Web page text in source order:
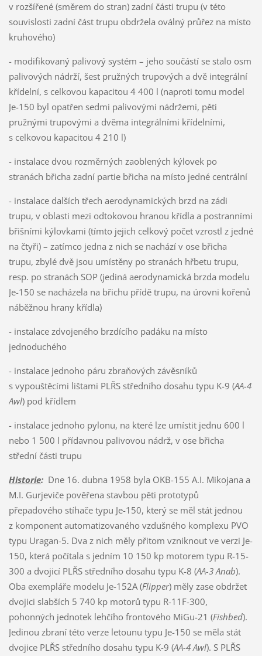
v rozšířené (směrem do stran) zadní části trupu (v této
souvislosti zadní část trupu obdržela oválný průřez na místo
kruhového)
- modifikovaný palivový systém – jeho součástí se stalo osm
palivových nádrží, šest pružných trupových a dvě integrální
křídelní, s celkovou kapacitou 4 400 l (naproti tomu model
Je-150 byl opatřen sedmi palivovými nádržemi, pěti
pružnými trupovými a dvěma integrálními křídelními,
s celkovou kapacitou 4 210 l)
- instalace dvou rozměrných zaoblených kýlovek po
stranách břicha zadní partie břicha na místo jedné centrální
- instalace dalších třech aerodynamických brzd na zádi
trupu, v oblasti mezi odtokovou hranou křídla a postranními
břišními kýlovkami (tímto jejich celkový počet vzrostl z jedné
na čtyři) – zatímco jedna z nich se nachází v ose břicha
trupu, zbylé dvě jsou umístěny po stranách hřbetu trupu,
resp. po stranách SOP (jediná aerodynamická brzda modelu
Je-150 se nacházela na břichu přídě trupu, na úrovni kořenů
náběžnou hrany křídla)
- instalace zdvojeného brzdícího padáku na místo
jednoduchého
- instalace jednoho páru zbraňových závěsníků
s vypouštěcími lištami PLŘS středního dosahu typu K-9 (AA-4
Awl) pod křídlem
- instalace jednoho pylonu, na které lze umístit jednu 600 l
nebo 1 500 l přídavnou palivovou nádrž, v ose břicha
střední části trupu
Historie:Dne 16. dubna 1958 byla OKB-155 A.I. Mikojana a
M.I. Gurjeviče pověřena stavbou pěti prototypů
přepadového stíhače typu Je-150, který se měl stát jednou
z komponent automatizovaného vzdušného komplexu PVO
typu Uragan-5. Dva z nich měly přitom vzniknout ve verzi Je-
150, která počítala s jedním 10 150 kp motorem typu R-15-
300 a dvojicí PLŘS středního dosahu typu K-8 (AA-3 Anab).
Oba exempláře modelu Je-152A (Flipper) měly zase obdržet
dvojici slabších 5 740 kp motorů typu R-11F-300,
pohonných jednotek lehčího frontového MiGu-21 (Fishbed).
Jedinou zbraní této verze letounu typu Je-150 se měla stát
dvojice PLŘS středního dosahu typu K-9 (AA-4 Awl). S PLŘS